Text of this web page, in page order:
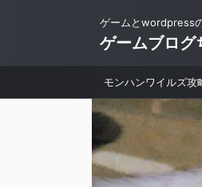
ゲームとwordpress
ゲームブログ
モンハンワイルズ攻